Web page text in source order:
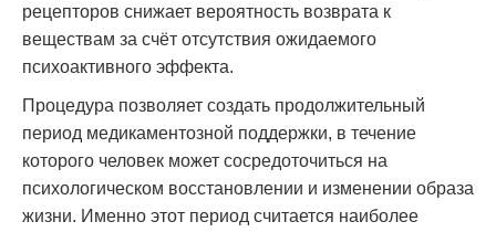
рецепторов снижает вероятность возврата к
веществам за счёт отсутствия ожидаемого
психоактивного эффекта.
Процедура позволяет создать продолжительный
период медикаментозной поддержки, в течение
которого человек может сосредоточиться на
психологическом восстановлении и изменении образа
жизни. Именно этот период считается наиболее